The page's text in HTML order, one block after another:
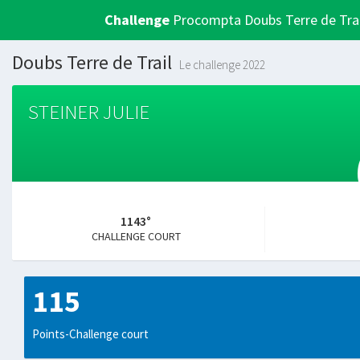
Challenge Procompta Doubs Terre de
Doubs Terre de Trail Le challenge 2022
STEINER JULIE
1143°
CHALLENGE COURT
115
Points-Challenge court